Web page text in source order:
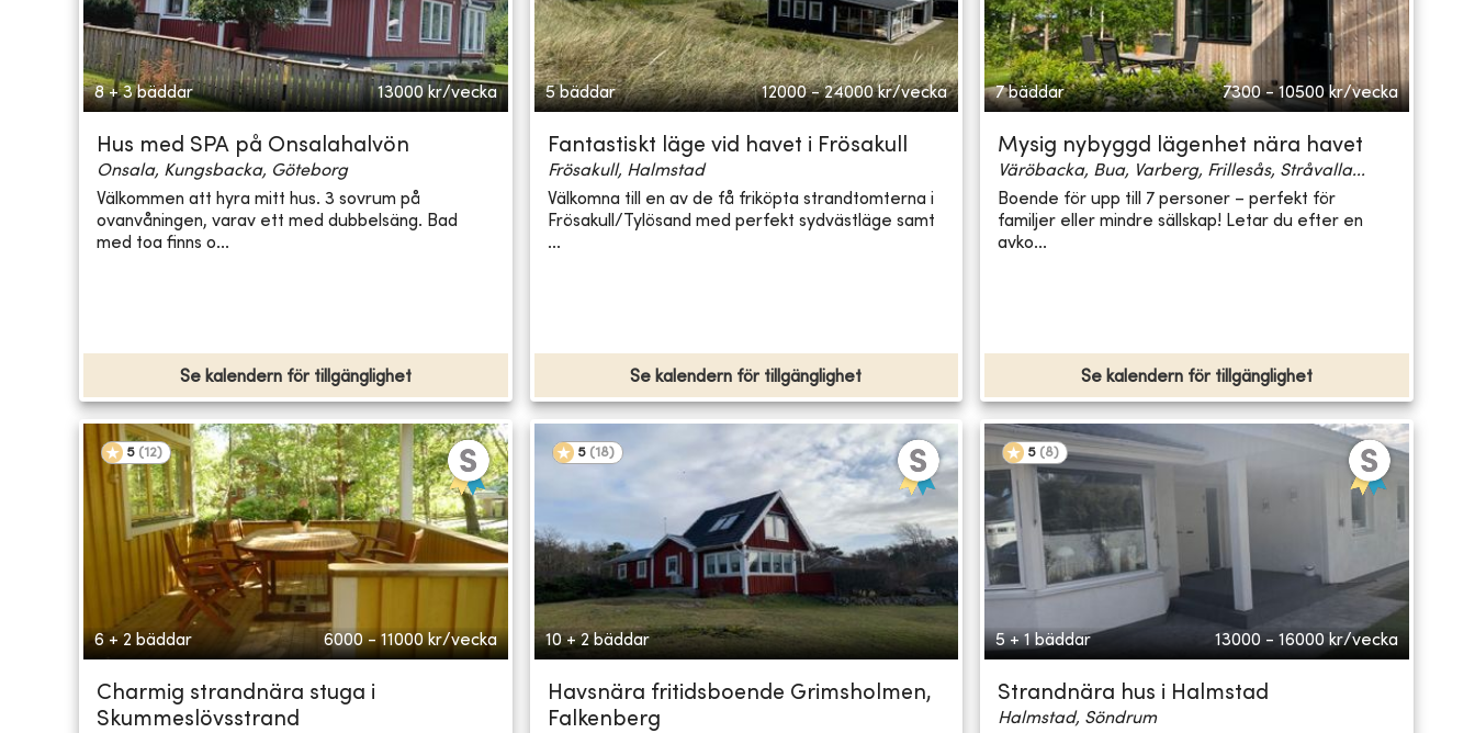
8 + 3 bäddar 13000 kr/vecka
Hus med SPA på Onsalahalvön
Onsala, Kungsbacka, Göteborg
Välkommen att hyra mitt hus. 3 sovrum på
ovanvåningen, varav ett med dubbelsäng. Bad
med toa finns o...
Se kalendern för tillgänglighet
5 bäddar 12000 - 24000 kr/vecka
Fantastiskt läge vid havet i Frösakull
Frösakull, Halmstad
Välkomna till en av de få friköpta strandtomterna i
Frösakull/Tylösand med perfekt sydvästläge samt
...
Se kalendern för tillgänglighet
7 bäddar 7300 - 10500 kr/vecka
Mysig nybyggd lägenhet nära havet
Väröbacka, Bua, Varberg, Frillesås, Stråvalla...
Boende för upp till 7 personer – perfekt för
familjer eller mindre sällskap! Letar du efter en
avko...
Se kalendern för tillgänglighet
5 (12)
6 + 2 bäddar 6000 - 11000 kr/vecka
Charmig strandnära stuga i
Skummeslövsstrand
5 (18)
10 + 2 bäddar
Havsnära fritidsboende Grimsholmen,
Falkenberg
5 (8)
5 + 1 bäddar 13000 - 16000 kr/vecka
Strandnära hus i Halmstad
Halmstad, Söndrum